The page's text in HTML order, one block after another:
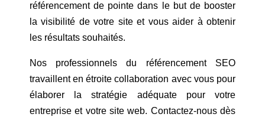
référencement de pointe dans le but de booster
la visibilité de votre site et vous aider à obtenir
les résultats souhaités.
Nos professionnels du référencement SEO
travaillent en étroite collaboration avec vous pour
élaborer la stratégie adéquate pour votre
entreprise et votre site web. Contactez-nous dès